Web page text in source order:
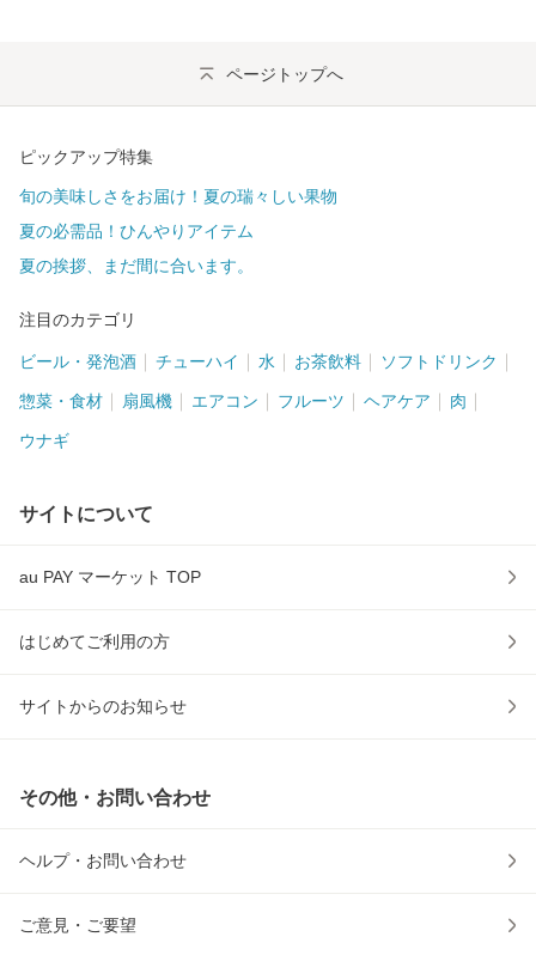
ページトップへ
ピックアップ特集
旬の美味しさをお届け！夏の瑞々しい果物
夏の必需品！ひんやりアイテム
夏の挨拶、まだ間に合います。
注目のカテゴリ
ビール・発泡酒 チューハイ 水 お茶飲料 ソフトドリンク
惣菜・食材 扇風機 エアコン フルーツ ヘアケア 肉
ウナギ
サイトについて
au PAY マーケット TOP
はじめてご利用の方
サイトからのお知らせ
その他・お問い合わせ
ヘルプ・お問い合わせ
ご意見・ご要望